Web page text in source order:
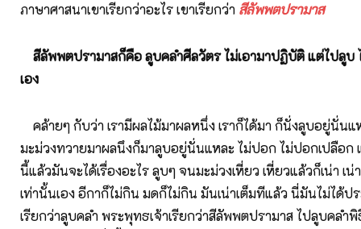
ภาษาศาสนาเขาเรียกว่าอะไร เขาเรียกว่า สีลัพพตปรามาส
สีลัพพตปรามาสก็คือ ลูบคลำศีลวัตร ไม่เอามาปฏิบัติ แต่ไปลูบ
เอง
คล้ายๆ กับว่า เรามีผลไม้มาผลหนึ่ง เราก็ได้มา ก็นั่งลูบอยู่นั่นแ
มะม่วงทวายมาผลนึงก็มาลูบอยู่นั่นแหละ ไม่ปอก ไม่ปอกเปลือก
นี้แล้วมันจะได้เรื่องอะไร ลูบๆ จนมะม่วงเหี่ยว เหี่ยวแล้วก็เน่า เน่
เท่านั้นเอง อีกาก็ไม่กิน มดก็ไม่กิน มันเน่าเต็มทีแล้ว นี่มันไม่ได้ปร
เรียกว่าลูบคลำ พระพุทธเจ้าเรียกว่าสีลัพพตปรามาส ไปลูบคลำ